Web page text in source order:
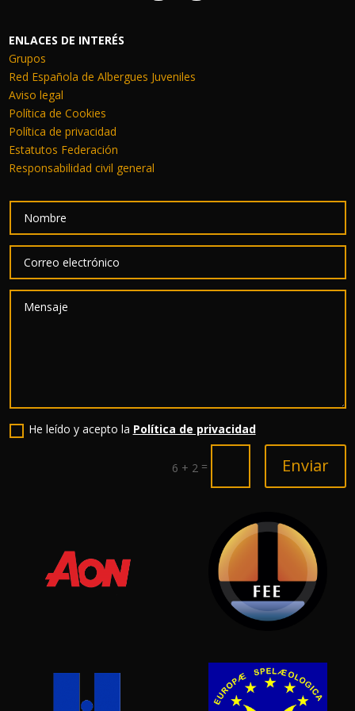
ENLACES DE INTERÉS
Grupos
Red Española de Albergues Juveniles
Aviso legal
Política de Cookies
Política de privacidad
Estatutos Federación
Responsabilidad civil general
He leído y acepto la Política de privacidad
6 + 2 = Enviar